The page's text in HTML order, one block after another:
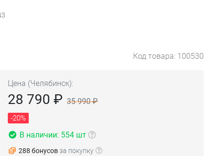
Код товара: 100530
Цена (Челябинск):
28 790 ₽ 35 990 ₽
-20%
В наличии: 554 шт
288 бонусов за покупку